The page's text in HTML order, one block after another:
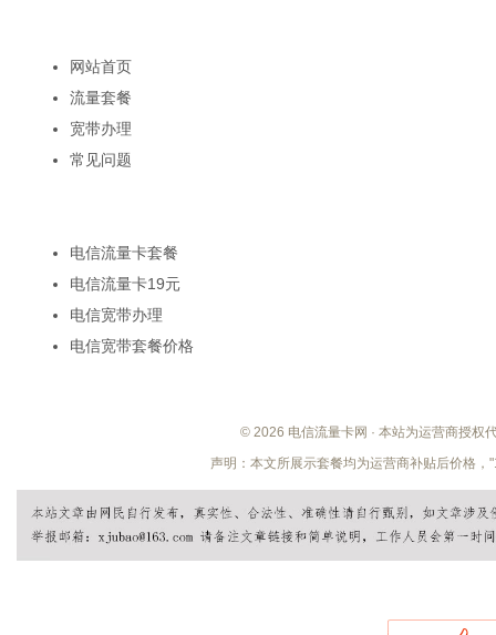
网站首页
流量套餐
宽带办理
常见问题
电信流量卡套餐
电信流量卡19元
电信宽带办理
电信宽带套餐价格
© 2026 电信流量卡网 · 本站为运营商授权
声明：本文所展示套餐均为运营商补贴后价格